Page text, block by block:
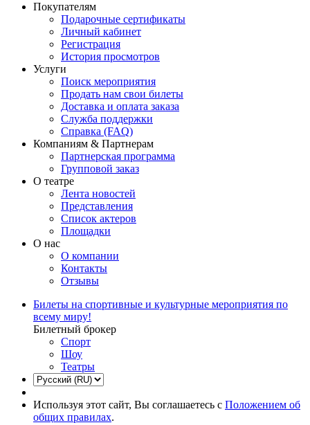
Покупателям
Подарочные сертификаты
Личный кабинет
Регистрация
История просмотров
Услуги
Поиск мероприятия
Продать нам свои билеты
Доставка и оплата заказа
Служба поддержки
Справка (FAQ)
Компаниям & Партнерам
Партнерская программа
Групповой заказ
О театре
Лента новостей
Представления
Список актеров
Площадки
О нас
О компании
Контакты
Отзывы
Билеты на спортивные и культурные мероприятия по
всему миру!
Билетный брокер
Спорт
Шоу
Театры
Используя этот сайт, Вы соглашаетесь с Положением об
общих правилах.